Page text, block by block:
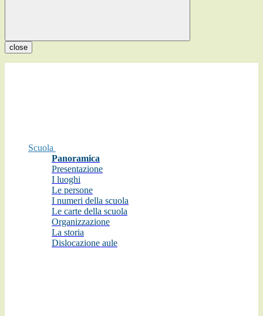
close
Scuola
Panoramica
Presentazione
I luoghi
Le persone
I numeri della scuola
Le carte della scuola
Organizzazione
La storia
Dislocazione aule